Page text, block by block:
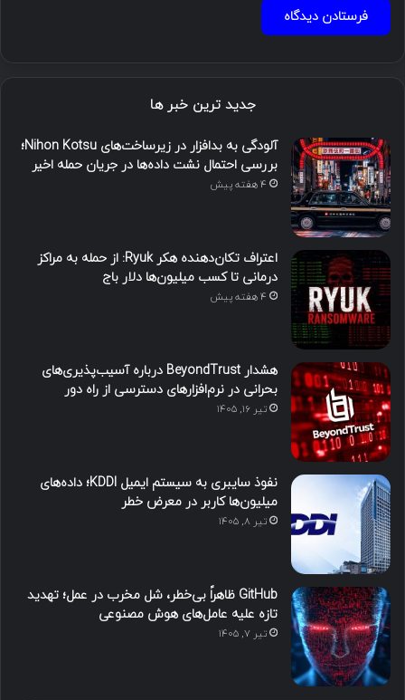
جدید ترین خبر ها
آلودگی به بدافزار در زیرساخت‌های Nihon Kotsu؛
بررسی احتمال نشت داده‌ها در جریان حمله اخیر
4 هفته پیش
اعتراف تکان‌دهنده هکر Ryuk: از حمله به مراکز
درمانی تا کسب میلیون‌ها دلار باج
4 هفته پیش
هشدار BeyondTrust درباره آسیب‌پذیری‌های
بحرانی در نرم‌افزارهای دسترسی از راه دور
تیر ۱۶, ۱۴۰۵
نفوذ سایبری به سیستم ایمیل KDDI؛ داده‌های
میلیون‌ها کاربر در معرض خطر
تیر ۸, ۱۴۰۵
GitHub ظاهراً بی‌خطر، شل مخرب در عمل؛ تهدید
تازه علیه عامل‌های هوش مصنوعی
تیر ۷, ۱۴۰۵